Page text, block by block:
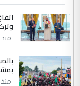
منذ 7
منذ 8 ساعة